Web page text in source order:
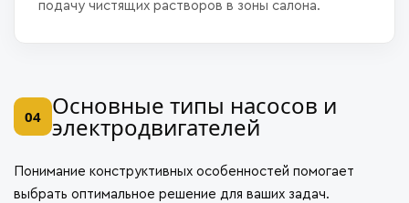
подачу чистящих растворов в зоны салона.
04 Основные типы насосов и
электродвигателей
Понимание конструктивных особенностей помогает
выбрать оптимальное решение для ваших задач.